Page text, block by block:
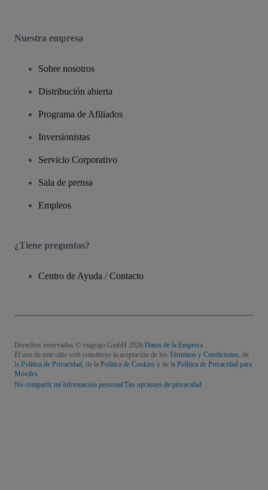
Nuestra empresa
Sobre nosotros
Distribución abierta
Programa de Afiliados
Inversionistas
Servicio Corporativo
Sala de prensa
Empleos
¿Tiene preguntas?
Centro de Ayuda / Contacto
Derechos reservados © viagogo GmbH 2026 Datos de la Empresa
El uso de este sitio web constituye la aceptación de los Términos y Condiciones, de
la Política de Privacidad, de la Política de Cookies y de la Política de Privacidad para
Móviles
No compartir mi información personal/Tus opciones de privacidad